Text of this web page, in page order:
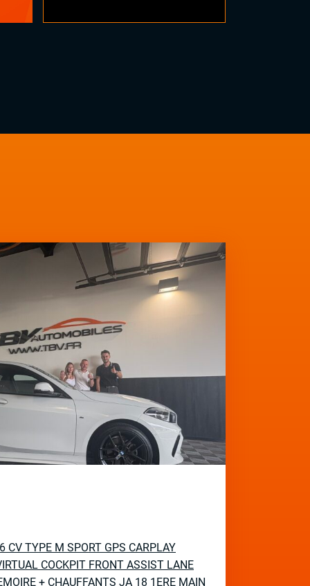
TYPE M SPORT GPS CARPLAY
COCKPIT FRONT ASSIST LANE
+ CHAUFFANTS JA 18 1ERE MAIN